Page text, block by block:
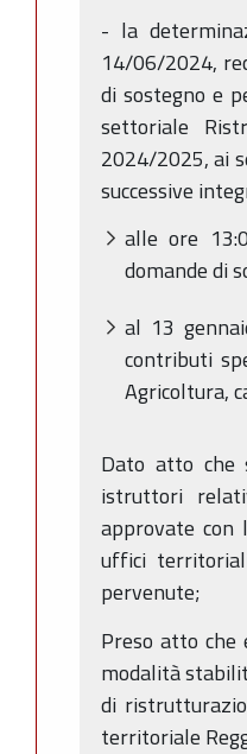
- la
14/06/2024,
di sostegno e
settoriale
2024/2025, ai
successive
alle ore
domande di
al 13
contributi
Agricoltura,
Dato atto che
istruttori
approvate con
uffici
pervenute;
Preso atto
modalità
di
territoriale